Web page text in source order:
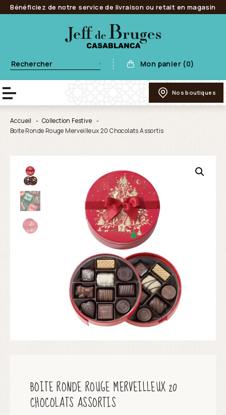
Bénéficiez de notre service de livraison ou retait en magasin
Mon panier (0)
Nos boutiques
Accueil
Collection Festive
Boite Ronde Rouge Merveilleux 20 Chocolats Assortis
BOITE RONDE ROUGE MERVEILLEUX 20
CHOCOLATS ASSORTIS